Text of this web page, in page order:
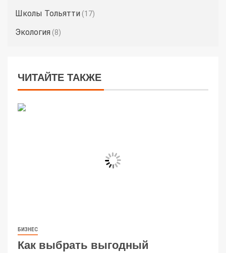
Школы Тольятти (17)
Экология (8)
ЧИТАЙТЕ ТАКЖЕ
БИЗНЕС
Как выбрать выгодный